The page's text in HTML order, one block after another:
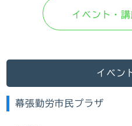
イベント・
イベン
幕張勤労市民プラザ